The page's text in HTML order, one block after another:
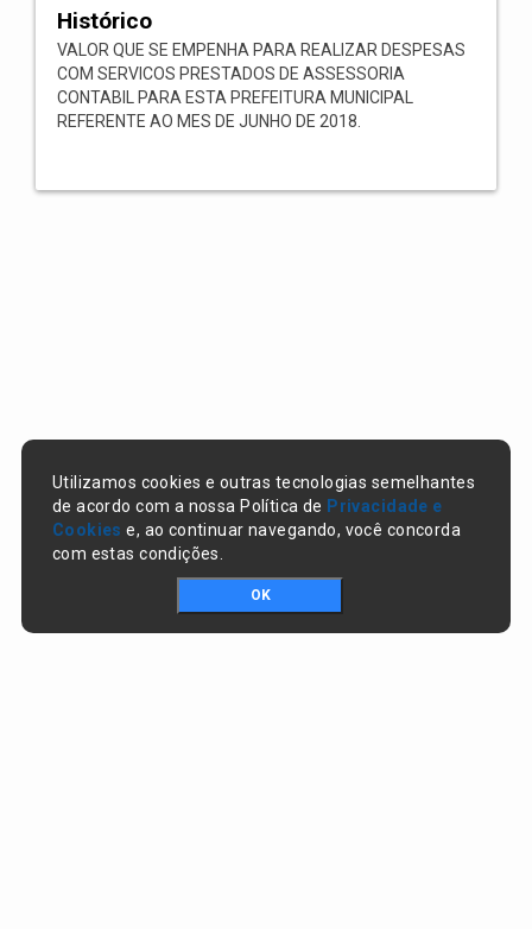
Histórico
VALOR QUE SE EMPENHA PARA REALIZAR DESPESAS
COM SERVICOS PRESTADOS DE ASSESSORIA
CONTABIL PARA ESTA PREFEITURA MUNICIPAL
REFERENTE AO MES DE JUNHO DE 2018.
Utilizamos cookies e outras tecnologias semelhantes
de acordo com a nossa Política de Privacidade e
Cookies e, ao continuar navegando, você concorda
com estas condições.
OK